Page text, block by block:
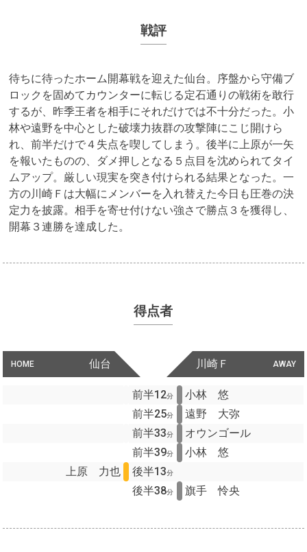
戦評
待ちに待ったホーム開幕戦を迎えた仙台。序盤から守備ブ
ロックを固めてカウンターに転じる定石通りの戦術を敢行
するが、昨季王者を相手にそれだけでは不十分だった。小
林や遠野を中心とした破壊力抜群の攻撃陣にこじ開けら
れ、前半だけで４失点を喫してしまう。後半に上原が一矢
を報いたものの、ダメ押しとなる５点目を沈められてタイ
ムアップ。厳しい現実を突き付けられる結果となった。一
方の川崎Ｆは大幅にメンバーを入れ替えた今日も圧巻の決
定力を披露。相手を寄せ付けない強さで勝点３を獲得し、
開幕３連勝を達成した。
得点者
HOME 仙台 AWAY
川崎Ｆ
前半12分
小林 悠
前半25分
遠野 大弥
前半33分
オウンゴール
前半39分
小林 悠
上原 力也
後半13分
後半38分 旗手 怜央